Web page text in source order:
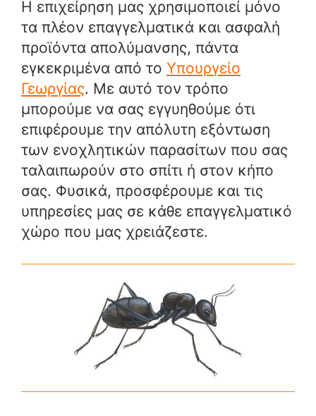
Η επιχείρηση μας χρησιμοποιεί μόνο
τα πλέον επαγγελματικά και ασφαλή
προϊόντα απολύμανσης, πάντα
εγκεκριμένα από το Υπουργείο
Γεωργίας. Με αυτό τον τρόπο
μπορούμε να σας εγγυηθούμε ότι
επιφέρουμε την απόλυτη εξόντωση
των ενοχλητικών παρασίτων που σας
ταλαιπωρούν στο σπίτι ή στον κήπο
σας. Φυσικά, προσφέρουμε και τις
υπηρεσίες μας σε κάθε επαγγελματικό
χώρο που μας χρειάζεστε.